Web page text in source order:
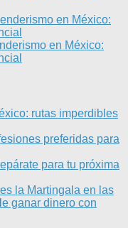
en México:
en México:
rutas imperdibles
preferidas para
para tu próxima
la Martingala en las
ganar dinero con